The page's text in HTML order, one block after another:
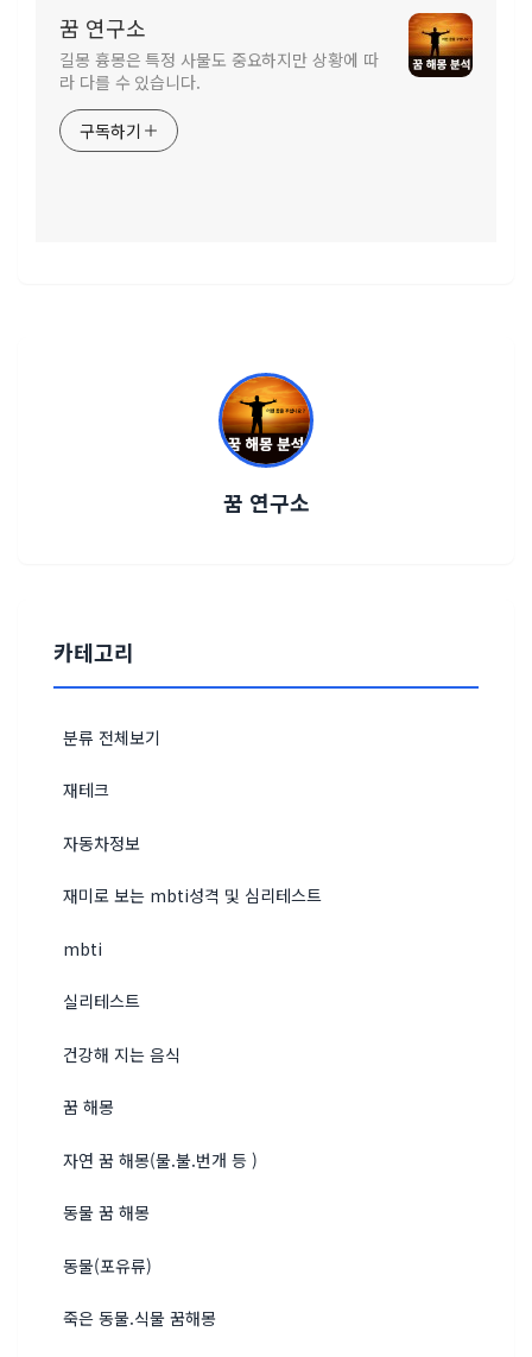
꿈 연구소
길몽 흉몽은 특정 사물도 중요하지만 상황에 따
라 다를 수 있습니다.
구독하기
꿈 연구소
카테고리
분류 전체보기
재테크
자동차정보
재미로 보는 mbti성격 및 심리테스트
mbti
실리테스트
건강해 지는 음식
꿈 해몽
자연 꿈 해몽(물.불.번개 등 )
동물 꿈 해몽
동물(포유류)
죽은 동물.식물 꿈해몽